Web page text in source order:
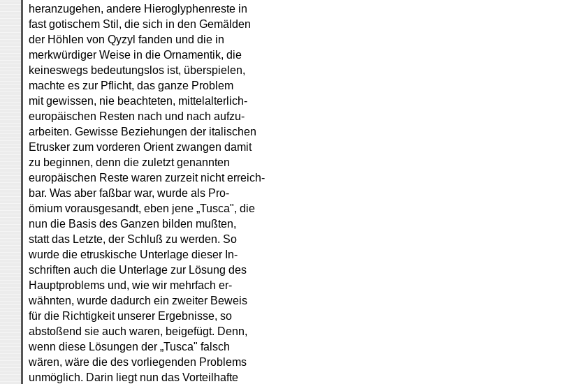
heranzugehen, andere Hieroglyphenreste in
fast gotischem Stil, die sich in den Gemälden
der Höhlen von Qyzyl fanden und die in
merkwürdiger Weise in die Ornamentik, die
keineswegs bedeutungslos ist, überspielen,
machte es zur Pflicht, das ganze Problem
mit gewissen, nie beachteten, mittelalterlich-
europäischen Resten nach und nach aufzu-
arbeiten. Gewisse Beziehungen der italischen
Etrusker zum vorderen Orient zwangen damit
zu beginnen, denn die zuletzt genannten
europäischen Reste waren zurzeit nicht erreich-
bar. Was aber faßbar war, wurde als Pro-
ömium vorausgesandt, eben jene „Tusca", die
nun die Basis des Ganzen bilden mußten,
statt das Letzte, der Schluß zu werden. So
wurde die etruskische Unterlage dieser In-
schriften auch die Unterlage zur Lösung des
Hauptproblems und, wie wir mehrfach er-
wähnten, wurde dadurch ein zweiter Beweis
für die Richtigkeit unserer Ergebnisse, so
abstoßend sie auch waren, beigefügt. Denn,
wenn diese Lösungen der „Tusca" falsch
wären, wäre die des vorliegenden Problems
unmöglich. Darin liegt nun das Vorteilhafte